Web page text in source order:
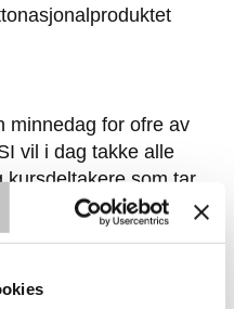
minnedag for ofre av
vil i dag takke alle
kursdeltakere som tar
å sikre rett
8 om